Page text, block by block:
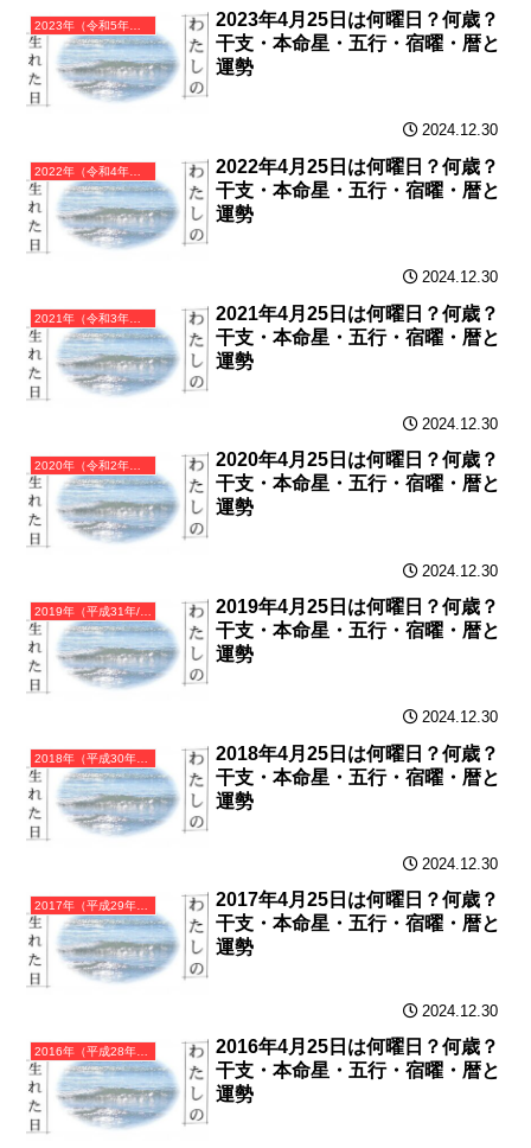
2023年（令和5年）癸卯（みずのとう）・卯年（うさぎ年）カレンダー（月曜はじまり）
2023年4月25日は何曜日？何歳？
干支・本命星・五行・宿曜・暦と
運勢
2024.12.30
2022年（令和4年）壬寅（みずのえとら）・寅年（とら年）カレンダー（月曜はじまり）
2022年4月25日は何曜日？何歳？
干支・本命星・五行・宿曜・暦と
運勢
2024.12.30
2021年（令和3年）辛丑（かのとうし）・丑年（うし年）カレンダー（月曜はじまり）
2021年4月25日は何曜日？何歳？
干支・本命星・五行・宿曜・暦と
運勢
2024.12.30
2020年（令和2年）庚子（かのえね）・子年（ねずみ年）カレンダー（月曜はじまり）
2020年4月25日は何曜日？何歳？
干支・本命星・五行・宿曜・暦と
運勢
2024.12.30
2019年（平成31年/令和元年）己亥（つちのとい）・亥年（いのしし年）カレンダー（月曜はじまり）
2019年4月25日は何曜日？何歳？
干支・本命星・五行・宿曜・暦と
運勢
2024.12.30
2018年（平成30年）戊戌（つちのえいぬ）・戌年（いぬ年）カレンダー（月曜はじまり）
2018年4月25日は何曜日？何歳？
干支・本命星・五行・宿曜・暦と
運勢
2024.12.30
2017年（平成29年）丁酉（ひのととり）・酉年（とり年）カレンダー（月曜はじまり）
2017年4月25日は何曜日？何歳？
干支・本命星・五行・宿曜・暦と
運勢
2024.12.30
2016年（平成28年）丙申（ひのえさる）・申年（さる年）カレンダー（月曜はじまり）
2016年4月25日は何曜日？何歳？
干支・本命星・五行・宿曜・暦と
運勢